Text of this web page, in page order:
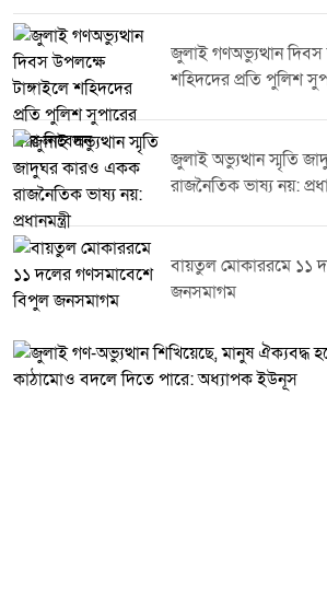
জুলাই গণঅভ্যুত্থানের শহীদদের প্রতি গভীর শ্রদ্ধা জানিয়ে
জাতির ইতিহাসে চিরস্মরণীয় হয়ে থাকবে। তিনি জুলাইয়ের
বৈষম্যহীন, গণতান্ত্রিক ও সমৃদ্ধ বাংলাদেশ গড়ে তুলতে
করার আহ্বান জানান।অনুষ্ঠানে জুলাই শহীদ পরিবারের
সম্মাননা প্রদান করা হয়। এ সময় বিভিন্ন পর্যায়ের সরকারি
নেতৃবৃন্দ, মুক্তিযোদ্ধা, সামাজিক ও সাংস্কৃতিক ব্যক্তিত্বসহ
আলোচনা সভায় বক্তারা বলেন, জুলাই গণঅভ্যুত্থানের
ছড়িয়ে দিতে এবং শহীদদের আত্মত্যাগের ইতিহাস
কাজ করতে হবে।
জুলাই গণঅভ্যুত্থান দিবস
শহিদদের প্রতি পুলিশ
জুলাই অভ্যুত্থান স্মৃতি
রাজনৈতিক ভাষ্য নয়:
বায়তুল মোকাররমে ১১
জনসমাগম